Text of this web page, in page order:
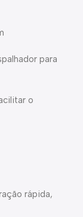
para
o
rápida,